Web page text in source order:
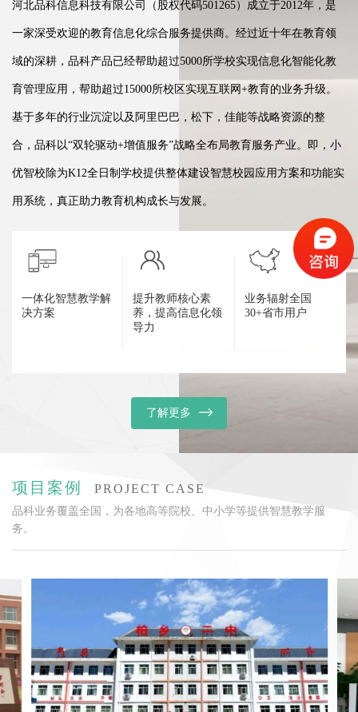
河北品科信息科技有限公司（股权代码501265）成立于2012年，是
一家深受欢迎的教育信息化综合服务提供商。经过近十年在教育领
域的深耕，品科产品已经帮助超过5000所学校实现信息化智能化教
育管理应用，帮助超过15000所校区实现互联网+教育的业务升级。
基于多年的行业沉淀以及阿里巴巴，松下，佳能等战略资源的整
合，品科以“双轮驱动+增值服务”战略全布局教育服务产业。即，小
优智校除为K12全日制学校提供整体建设智慧校园应用方案和功能实
用系统，真正助力教育机构成长与发展。
一体化智慧教学解
决方案
提升教师核心素
养，提高信息化领
导力
业务辐射全国
30+省市用户
了解更多
项目案例 PROJECT CASE
品科业务覆盖全国，为各地高等院校、中小学等提供智慧教学服
务。